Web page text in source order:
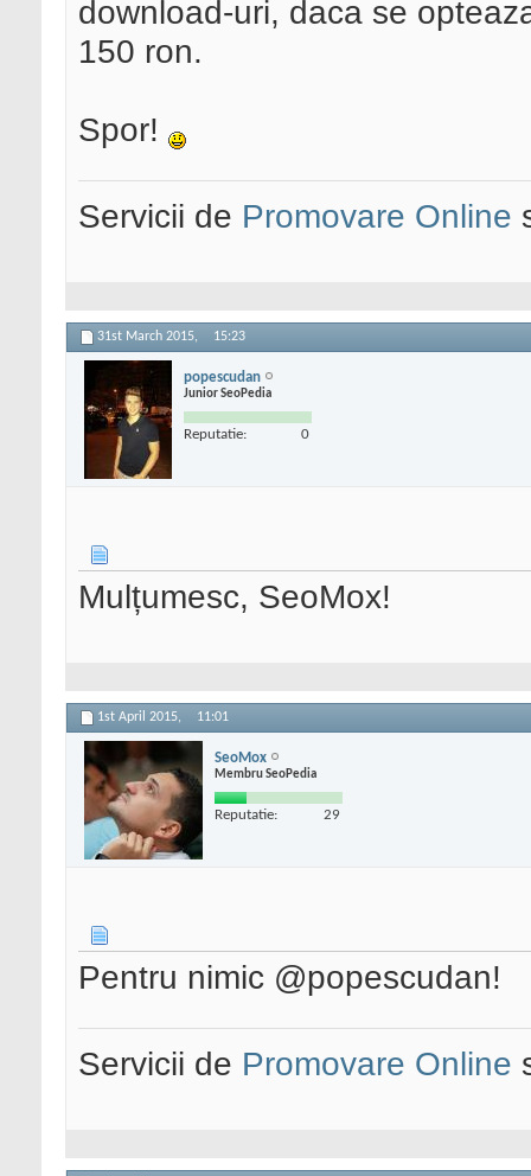
download-uri, daca se
150 ron.
Spor!
Servicii de Promovare Online
31st March 2015, 15:23
popescudan
Junior SeoPedia
Reputatie: 0
Mulțumesc, SeoMox!
1st April 2015, 11:01
SeoMox
Membru SeoPedia
Reputatie: 29
Pentru nimic @popescudan!
Servicii de Promovare Online